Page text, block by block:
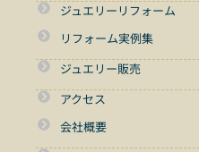
ジュエリーリフォーム
リフォーム実例集
ジュエリー販売
アクセス
会社概要